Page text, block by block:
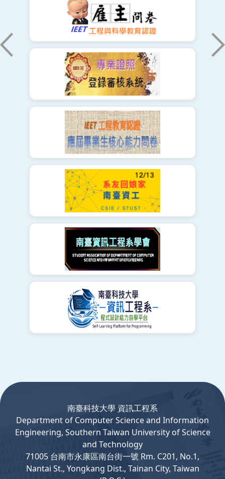
南臺科技大學 資訊工程系
Departmentof ComputerScience and Information
Engineering, Southern Taiwan University of Science
and Technology
71005 台南市永康區南台街一號 Rm. C201, No.1,
Nantai St., Yongkang Dist., Tainan City, Taiwan